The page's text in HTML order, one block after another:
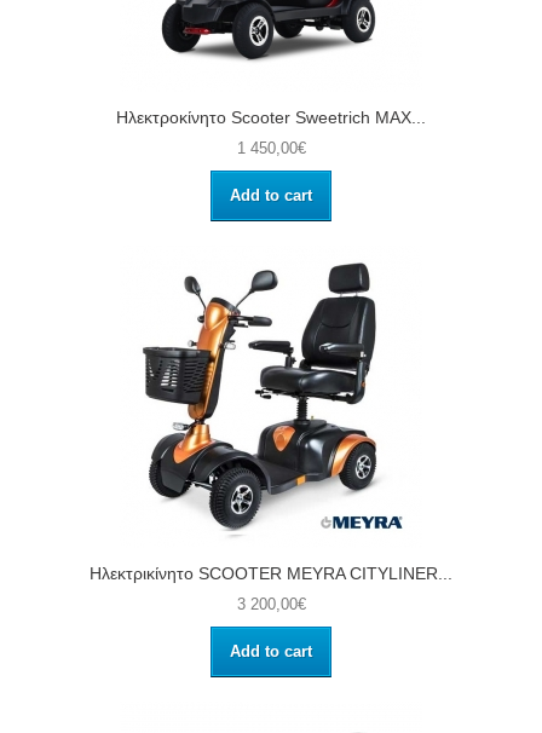
Ηλεκτροκίνητο Scooter Sweetrich MAX...
1 450,00€
Add to cart
Ηλεκτρικίνητο SCOOTER MEYRA CITYLINER...
3 200,00€
Add to cart